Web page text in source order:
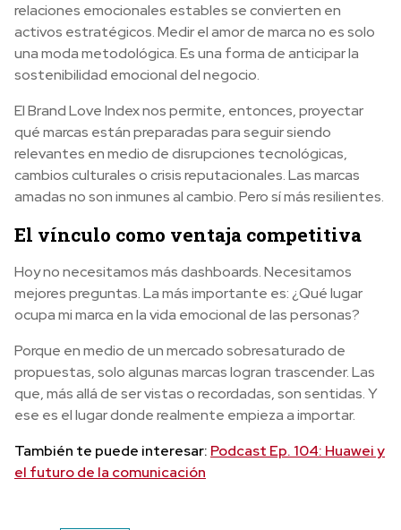
relaciones emocionales estables se convierten en
activos estratégicos. Medir el amor de marca no es solo
una moda metodológica. Es una forma de anticipar la
sostenibilidad emocional del negocio.
El Brand Love Index nos permite, entonces, proyectar
qué marcas están preparadas para seguir siendo
relevantes en medio de disrupciones tecnológicas,
cambios culturales o crisis reputacionales. Las marcas
amadas no son inmunes al cambio. Pero sí más resilientes.
El vínculo como ventaja competitiva
Hoy no necesitamos más dashboards. Necesitamos
mejores preguntas. La más importante es: ¿Qué lugar
ocupa mi marca en la vida emocional de las personas?
Porque en medio de un mercado sobresaturado de
propuestas, solo algunas marcas logran trascender. Las
que, más allá de ser vistas o recordadas, son sentidas. Y
ese es el lugar donde realmente empieza a importar.
También te puede interesar: Podcast Ep. 104: Huawei y
el futuro de la comunicación